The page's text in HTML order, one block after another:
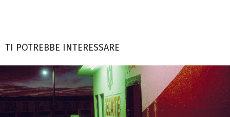
TI POTREBBE INTERESSARE